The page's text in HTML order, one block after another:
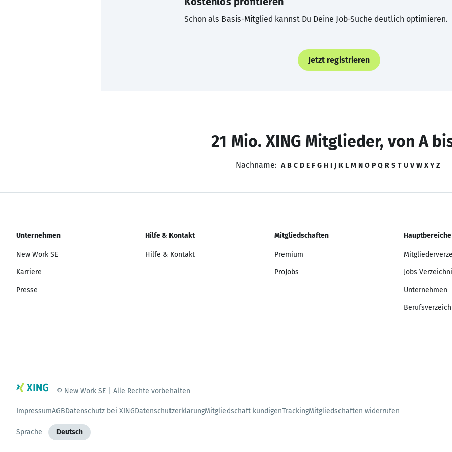
Schon als Basis-Mitglied kannst Du Deine Job-Suche deutlich optimieren.
Jetzt registrieren
21 Mio. XING Mitglieder, von A
Nachname: A B C D E F G H I J K L M N O P Q R S T U V W X Y Z
Unternehmen
New Work SE
Karriere
Presse
Hilfe & Kontakt
Hilfe & Kontakt
Mitgliedschaften
Premium
ProJobs
Hauptbereiche
Jobs
Unternehmen
© New Work SE | Alle Rechte vorbehalten
ImpressumAGBDatenschutz bei XINGDatenschutzerklärungMitgliedschaft kündigenTrackingMitgliedschaften widerrufen
Sprache Deutsch